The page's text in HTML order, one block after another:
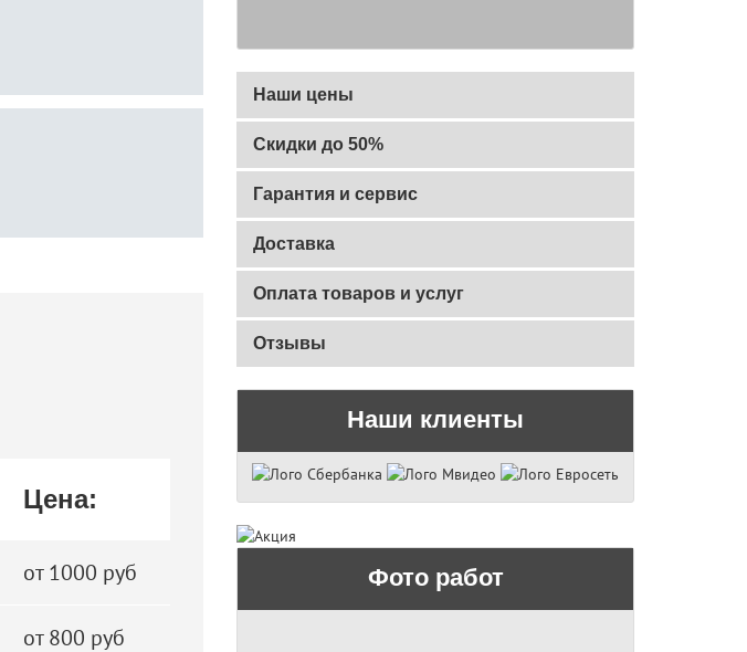
Цена:
от 1000 руб
от 800 руб
Наши цены
Скидки до 50%
Гарантия и сервис
Доставка
Оплата товаров и услуг
Отзывы
Наши клиенты
Фото работ